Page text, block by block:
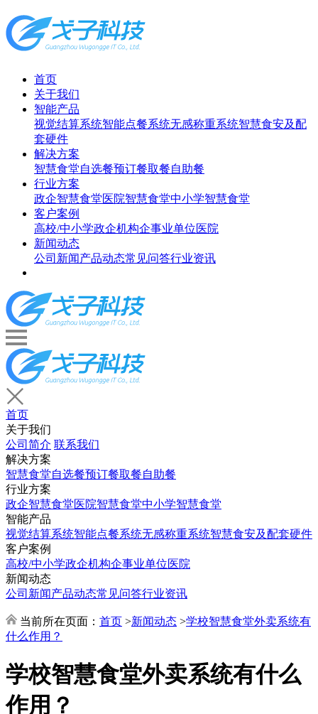
首页
关于我们
智能产品
视觉结算系统智能点餐系统无感称重系统智慧食安及配
套硬件
解决方案
智慧食堂自选餐预订餐取餐自助餐
行业方案
政企智慧食堂医院智慧食堂中小学智慧食堂
客户案例
高校/中小学政企机构企事业单位医院
新闻动态
公司新闻产品动态常见问答行业资讯
首页
关于我们
公司简介 联系我们
解决方案
智慧食堂自选餐预订餐取餐自助餐
行业方案
政企智慧食堂医院智慧食堂中小学智慧食堂
智能产品
视觉结算系统智能点餐系统无感称重系统智慧食安及配套硬件
客户案例
高校/中小学政企机构企事业单位医院
新闻动态
公司新闻产品动态常见问答行业资讯
当前所在页面： 首页 >新闻动态 >学校智慧食堂外卖系统有
什么作用？
学校智慧食堂外卖系统有什么
作用？